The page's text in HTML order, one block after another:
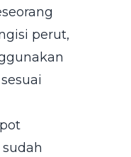
perut,